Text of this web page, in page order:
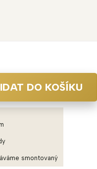
DO KOŠÍKU
smontovaný